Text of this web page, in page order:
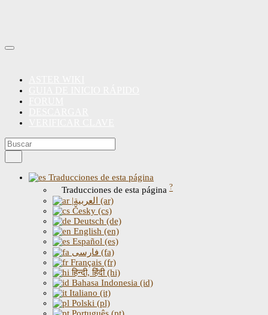
Traducciones de esta página
Traducciones de esta página ?
|العربية (ar)
Česky (cs)
Deutsch (de)
English (en)
Español (es)
فارسی (fa)
Français (fr)
हिन्दी, हिंदी (hi)
Bahasa Indonesia (id)
Italiano (it)
Polski (pl)